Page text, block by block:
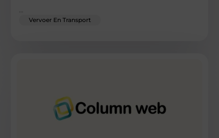
...
Vervoer En Transport